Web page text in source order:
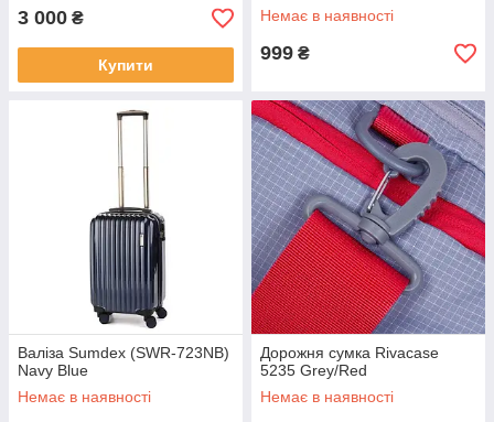
3 000 ₴
Купити
Немає в наявності
999 ₴
Валіза Sumdex (SWR-723NB)
Navy Blue
Немає в наявності
Дорожня сумка Rivacase
5235 Grey/Red
Немає в наявності